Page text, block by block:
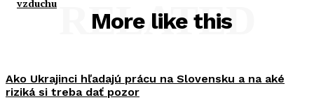
vzduchu
More like this
RELATED
Ako Ukrajinci hľadajú prácu na Slovensku a na aké
riziká si treba dať pozor